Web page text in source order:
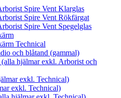
Spire Vent Klarglas
Spire Vent Rökfärgat
Spire Vent Spegelglas
Technical
och blåtand (gammal)
hjälmar exkl. Arborist och
exkl. Technical)
exkl. Technical)